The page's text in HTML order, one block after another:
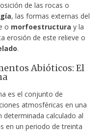
de las rocas o
, las formas externas del
o morfoestructura y la
erosión de este relieve o
.
Abióticos: El
es el conjunto de
atmosféricas en una
determinada calculado al
en un periodo de treinta